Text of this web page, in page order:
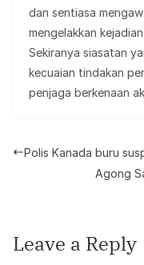
dan sentiasa
mengelakkan
Sekiranya siasatan
kecuaian tindakan
penjaga berkenaan
Polis Kanada buru
Agong
Leave a Reply